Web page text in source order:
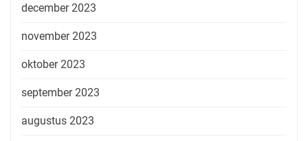
december 2023
november 2023
oktober 2023
september 2023
augustus 2023